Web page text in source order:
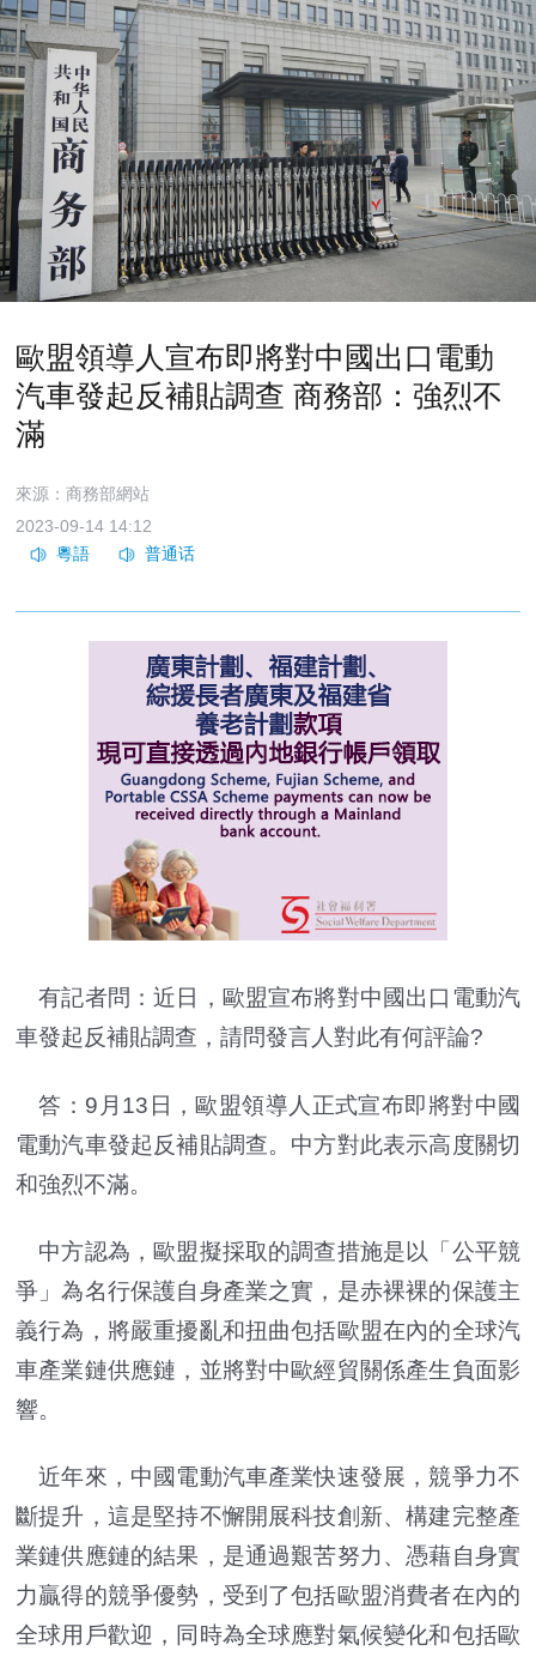
歐盟領導人宣布即將對中國出口電動
汽車發起反補貼調查 商務部：強烈不
滿
來源：商務部網站
2023-09-14 14:12
有記者問：近日，歐盟宣布將對中國出口電動汽
車發起反補貼調查，請問發言人對此有何評論?
答：9月13日，歐盟領導人正式宣布即將對中國
電動汽車發起反補貼調查。中方對此表示高度關切
和強烈不滿。
中方認為，歐盟擬採取的調查措施是以「公平競
爭」為名行保護自身產業之實，是赤裸裸的保護主
義行為，將嚴重擾亂和扭曲包括歐盟在內的全球汽
車產業鏈供應鏈，並將對中歐經貿關係產生負面影
響。
近年來，中國電動汽車產業快速發展，競爭力不
斷提升，這是堅持不懈開展科技創新、構建完整產
業鏈供應鏈的結果，是通過艱苦努力、憑藉自身實
力贏得的競爭優勢，受到了包括歐盟消費者在內的
全球用戶歡迎，同時為全球應對氣候變化和包括歐